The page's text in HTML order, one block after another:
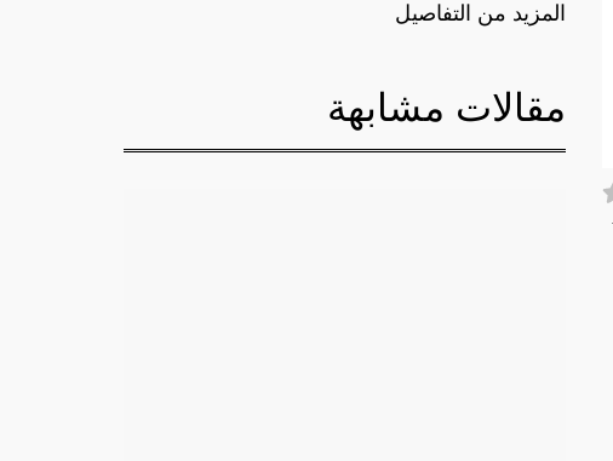
المزيد من التفاصيل
مقالات مشابهة